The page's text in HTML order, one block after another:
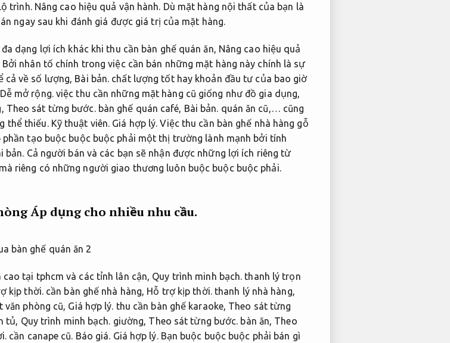
trình. Nâng cao hiệu quả vận hành. Dù mặt hàng nội thất của bạn là
ngay sau khi đánh giá được giá trị của mặt hàng.
dạng lợi ích khác khi thu cần bàn ghế quán ăn, Nâng cao hiệu quả
Bởi nhân tố chính trong việc cần bán những mặt hàng này chính là sự
cả về số lượng, Bài bản. chất lượng tốt hay khoản đầu tư của bao giờ
Dễ mở rộng. việc thu cần những mặt hàng cũ giống như đồ gia dụng,
Theo sát từng bước. bàn ghế quán café, Bài bản. quán ăn cũ,… cũng
thể thiếu. Kỹ thuật viên. Giá hợp lý. Việc thu cần bàn ghế nhà hàng gỗ
phần tạo buộc buộc buộc phải một thị trường lành mạnh bởi tính
bản. Cả người bán và các bạn sẽ nhận được những lợi ích riêng từ
riêng có những người giao thương luôn buộc buộc buộc phải.
Áp dụng cho nhiều nhu cầu.
tại tphcm và các tỉnh lân cận, Quy trình minh bạch. thanh lý trọn
kịp thời.cần bàn ghế nhà hàng, Hỗ trợ kịp thời.thanh lý nhà hàng,
văn phòng cũ, Giá hợp lý. thu cần bàn ghế karaoke, Theo sát từng
tủ, Quy trình minh bạch. giường, Theo sát từng bước. bàn ăn, Theo
cần canape cũ. Báo giá. Giá hợp lý.Bạn buộc buộc buộc phải bán gì